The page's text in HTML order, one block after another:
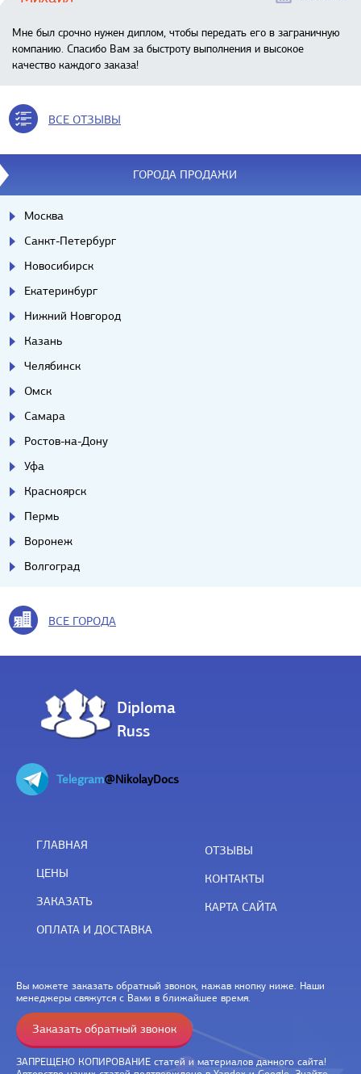
Мне был срочно нужен диплом, чтобы передать его в заграничную
компанию. Спасибо Вам за быстроту выполнения и высокое
качество каждого заказа!
ВСЕ ОТЗЫВЫ
ГОРОДА ПРОДАЖИ
Москва
Санкт-Петербург
Новосибирск
Екатеринбург
Нижний Новгород
Казань
Челябинск
Омск
Самара
Ростов-на-Дону
Уфа
Красноярск
Пермь
Воронеж
Волгоград
ВСЕ ГОРОДА
Diploma
Russ
Telegram@NikolayDocs
ГЛАВНАЯ
ЦЕНЫ
ЗАКАЗАТЬ
ОПЛАТА И ДОСТАВКА
ОТЗЫВЫ
КОНТАКТЫ
КАРТА САЙТА
Вы можете заказать обратный звонок, нажав кнопку ниже. Наши
менеджеры свяжутся с Вами в ближайшее время.
Заказать обратный звонок
ЗАПРЕЩЕНО КОПИРОВАНИЕ статей и материалов данного сайта!